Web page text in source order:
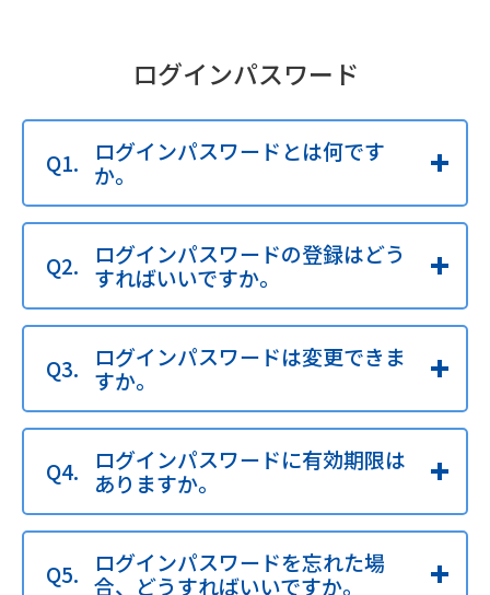
ログインパスワード
ログインパスワードとは何です
か。
ログインパスワードの登録はどう
すればいいですか。
ログインパスワードは変更できま
すか。
ログインパスワードに有効期限は
ありますか。
ログインパスワードを忘れた場
合、どうすればいいですか。